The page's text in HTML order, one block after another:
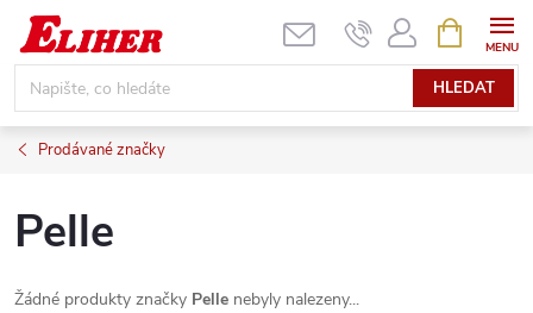
Přejít
obsah
HLEDAT
NÁKUPNÍ
KOŠÍK
Prodávané značky
Pelle
Žádné produkty značky Pelle nebyly nalezeny...